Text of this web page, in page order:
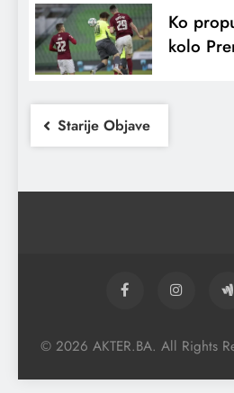
Ko
kolo
Starije Objave
© 2026 AKTER.BA. All Rights